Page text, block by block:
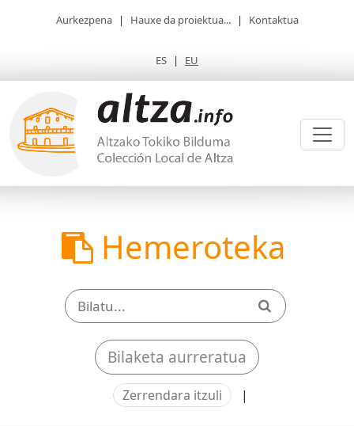
Aurkezpena | Hauxe da proiektua... | Kontaktua
ES | EU
Hemeroteka
Bilaketa aurreratua
Zerrendara itzuli |